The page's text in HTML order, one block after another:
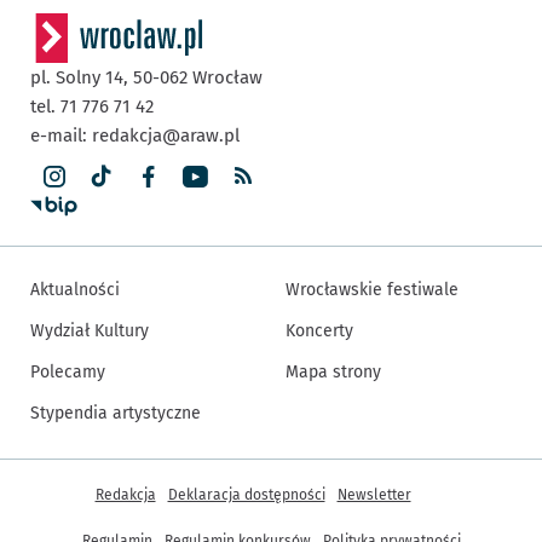
pl. Solny 14, 50-062 Wrocław
tel. 71 776 71 42
e-mail: redakcja@araw.pl
Aktualności
Wydział Kultury
Polecamy
Stypendia artystyczne
Wrocławskie festiwale
Koncerty
Mapa strony
Inne informacje
Redakcja Deklaracja dostępności Newsletter